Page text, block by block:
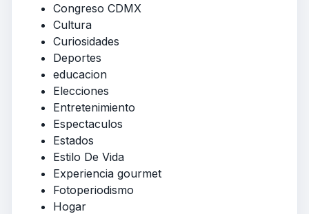
Congreso CDMX
Cultura
Curiosidades
Deportes
educacion
Elecciones
Entretenimiento
Espectaculos
Estados
Estilo De Vida
Experiencia gourmet
Fotoperiodismo
Hogar